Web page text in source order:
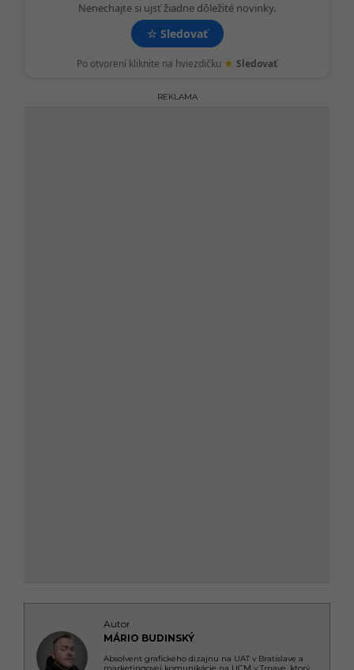
Nenechajte si ujsť žiadne dôležité novinky.
☆ Sledovať
Po otvorení kliknite na hviezdičku ★ Sledovať
REKLAMA
Autor
MÁRIO BUDINSKÝ
Absolvent grafického dizajnu na UAT v Bratislave a
marketingovej komunikácie na UCM v Trnave, ktorý